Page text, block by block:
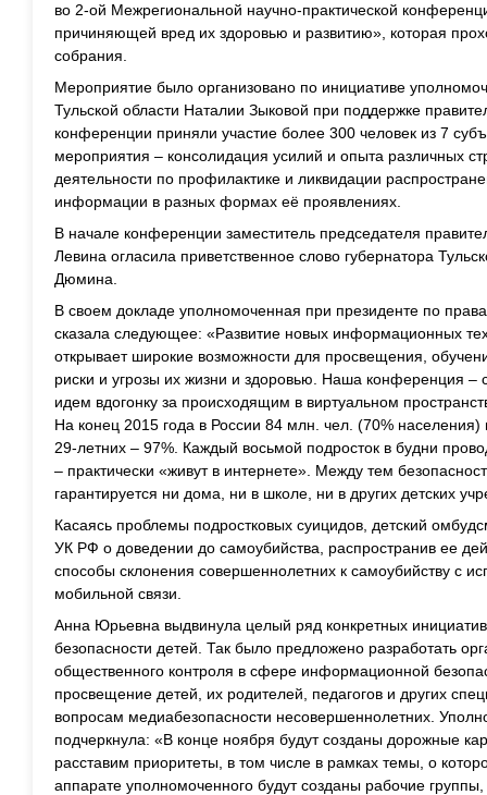
во 2-ой Межрегиональной научно-практической
причиняющей вред их здоровью и развитию», которая
собрания.
Мероприятие было организовано по инициативе
Тульской области Наталии Зыковой при поддержке
конференции приняли участие более 300 человек из 7
мероприятия – консолидация усилий и опыта различных
деятельности по профилактике и ликвидации
информации в разных формах её проявлениях.
В начале конференции заместитель председателя
Левина огласила приветственное слово губернатора
Дюмина.
В своем докладе уполномоченная при президенте по
сказала следующее: «Развитие новых информационных
открывает широкие возможности для просвещения,
риски и угрозы их жизни и здоровью. Наша конференция –
идем вдогонку за происходящим в виртуальном
На конец 2015 года в России 84 млн. чел. (70% населения)
29-летних – 97%. Каждый восьмой подросток в будни
– практически «живут в интернете». Между тем
гарантируется ни дома, ни в школе, ни в других детских
Касаясь проблемы подростковых суицидов, детский
УК РФ о доведении до самоубийства, распространив ее
способы склонения совершеннолетних к самоубийству с
мобильной связи.
Анна Юрьевна выдвинула целый ряд конкретных
безопасности детей. Так было предложено разработать
общественного контроля в сфере информационной
просвещение детей, их родителей, педагогов и других
вопросам медиабезопасности несовершеннолетних.
подчеркнула: «В конце ноября будут созданы дорожные
расставим приоритеты, в том числе в рамках темы, о
аппарате уполномоченного будут созданы рабочие